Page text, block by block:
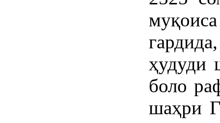
ҳудуди
боло
шаҳри